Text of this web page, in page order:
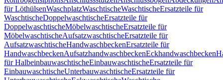
für LöthülsenWaschplatzWaschtischeWaschtischeErsatzteile für
WaschtischeDoppelwaschtischeErsatzteile für
DoppelwaschtischeMöbelwaschtischeErsatzteile für
MöbelwaschtischeAufsatzwaschtischeErsatzteile für
AufsatzwaschtischeHandwaschbeckenErsatzteile für
HandwaschbeckenAufsatzhandwaschbeckenEckhandwaschbecken
für HalbeinbauwaschtischeEinbauwaschtischeErsatzteile für
EinbauwaschtischeUnterbauwaschtischeErsatzteile für